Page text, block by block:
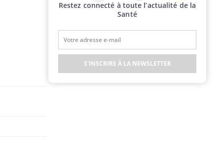
Facebook Twitter Instagram
Restez connecté à toute l’actualité de la
Santé
S'INSCRIRE À LA NEWSLETTER